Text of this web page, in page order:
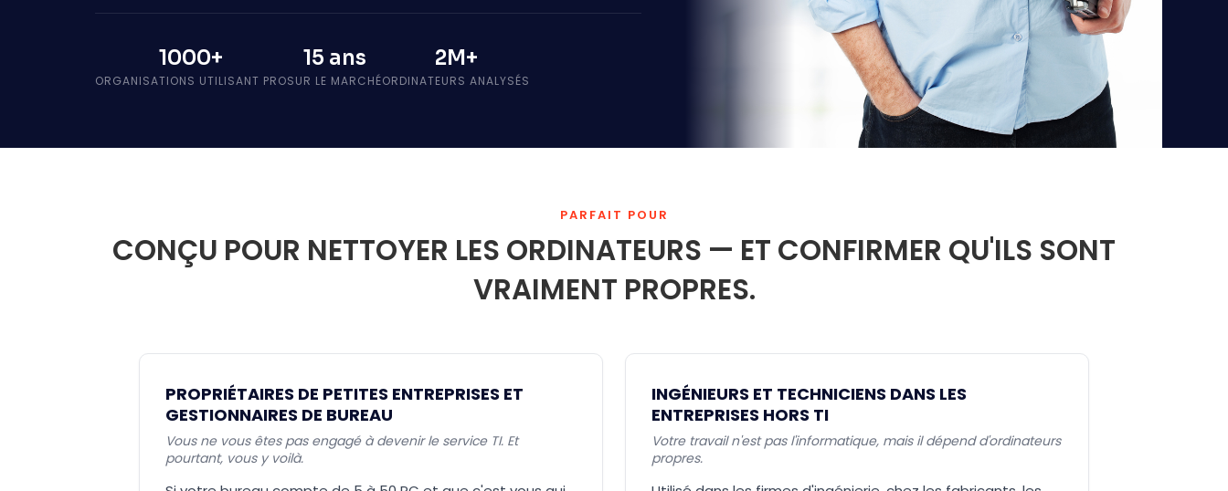
1000+
ORGANISATIONS UTILISANT PRO
15 ans
SUR LE MARCHÉ
2M+
ORDINATEURS ANALYSÉS
PARFAIT POUR
CONÇU POUR NETTOYER LES ORDINATEURS — ET CONFIRMER QU'ILS SONT
VRAIMENT PROPRES.
PROPRIÉTAIRES DE PETITES ENTREPRISES ET
GESTIONNAIRES DE BUREAU
Vous ne vous êtes pas engagé à devenir le service TI. Et
pourtant, vous y voilà.
INGÉNIEURS ET TECHNICIENS DANS LES
ENTREPRISES HORS TI
Votre travail n'est pas l'informatique, mais il dépend d'ordinateurs
propres.